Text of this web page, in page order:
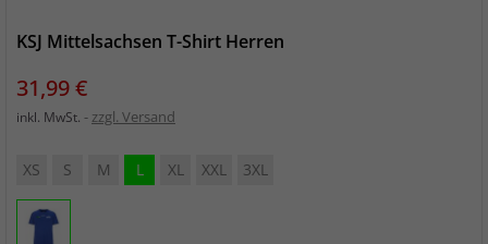
KSJ Mittelsachsen T-Shirt Herren
Preis
31,99 €
inkl. MwSt. zzgl. Versand
XS S M L XL XXL 3XL